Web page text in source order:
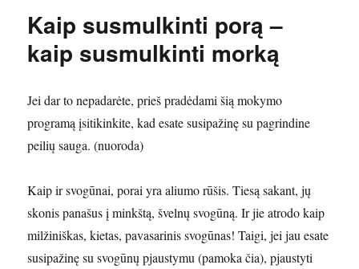
Kaip susmulkinti porą –
kaip susmulkinti morką
Jei dar to nepadarėte, prieš pradėdami šią mokymo
programą įsitikinkite, kad esate susipažinę su pagrindine
peilių sauga. (nuoroda)
Kaip ir svogūnai, porai yra aliumo rūšis. Tiesą sakant, jų
skonis panašus į minkštą, švelnų svogūną. Ir jie atrodo kaip
milžiniškas, kietas, pavasarinis svogūnas! Taigi, jei jau esate
susipažinę su svogūnų pjaustymu (pamoka čia), pjaustyti